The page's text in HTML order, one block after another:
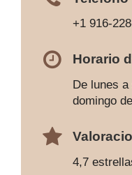
+1 916-
Horario
De lunes
domingo
4,7